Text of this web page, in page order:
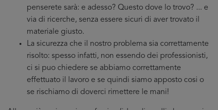
penserete sarà: e adesso? Questo dove lo trovo? ... e
via di ricerche, senza essere sicuri di aver trovato il
materiale giusto.
La sicurezza che il nostro problema sia correttamente
risolto: spesso infatti, non essendo dei professionisti,
ci si puo chiedere se abbiamo correttamente
effettuato il lavoro e se quindi siamo apposto cosi o
se rischiamo di doverci rimettere le mani!